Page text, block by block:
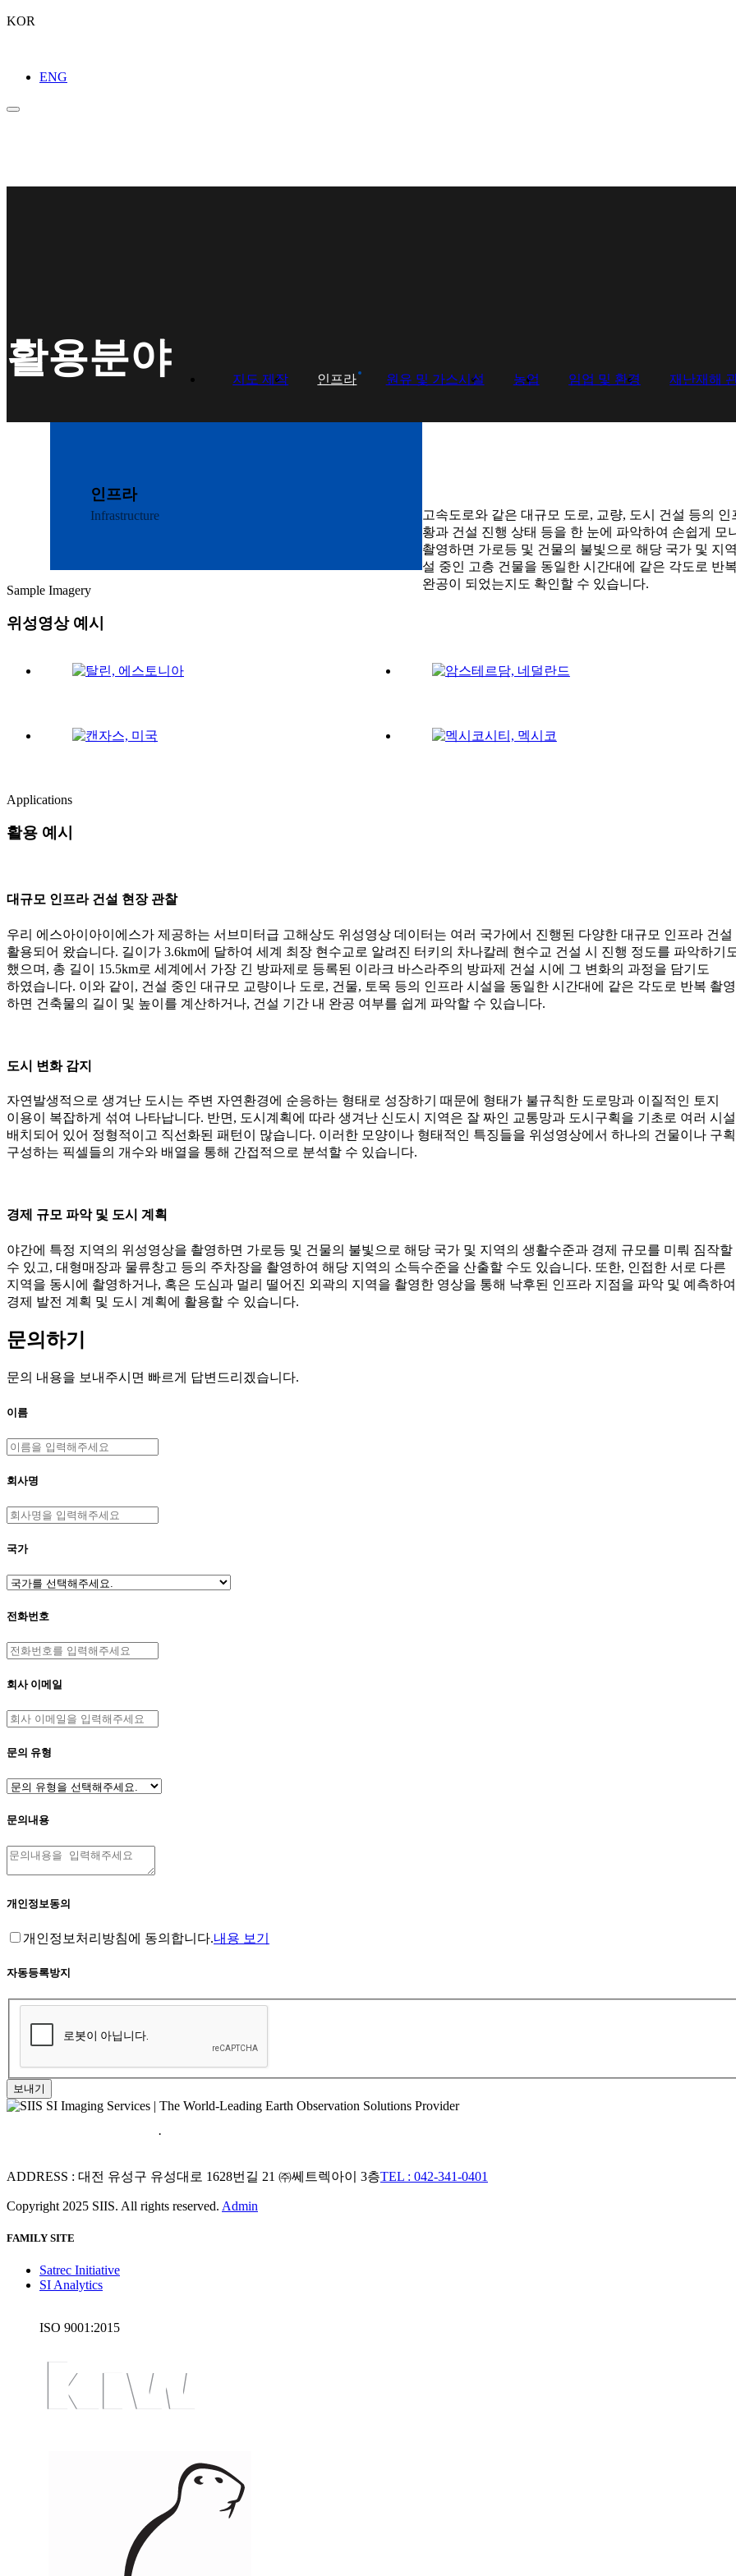
KOR
ENG
활용분야 지도 제작 인프라 원유 및 가스시설 농업 임업 및 환경 재난재해
인프라
Infrastructure 고속도로와 같은 대규모 도로, 교량, 도시 건설 등의
황과 건설 진행 상태 등을 한 눈에 파악하여 손쉽게
촬영하면 가로등 및 건물의 불빛으로 해당 국가 및 지
설 중인 고층 건물을 동일한 시간대에 같은 각도로 반
완공이 되었는지도 확인할 수 있습니다.
Sample Imagery
위성영상 예시
Applications
활용 예시
대규모 인프라 건설 현장 관찰
우리 에스아이아이에스가 제공하는 서브미터급 고해상도 위성영상 데이터는 여러 국가에서 진행된 다양한 대규모 인프라 건
활용되어 왔습니다. 길이가 3.6km에 달하여 세계 최장 현수교로 알려진 터키의 차나칼레 현수교 건설 시 진행 정도를 파악하기
했으며, 총 길이 15.5km로 세계에서 가장 긴 방파제로 등록된 이라크 바스라주의 방파제 건설 시에 그 변화의 과정을 담기도
하였습니다. 이와 같이, 건설 중인 대규모 교량이나 도로, 건물, 토목 등의 인프라 시설을 동일한 시간대에 같은 각도로 반복 촬영
하면 건축물의 길이 및 높이를 계산하거나, 건설 기간 내 완공 여부를 쉽게 파악할 수 있습니다.
도시 변화 감지
자연발생적으로 생겨난 도시는 주변 자연환경에 순응하는 형태로 성장하기 때문에 형태가 불규칙한 도로망과 이질적인 토지
이용이 복잡하게 섞여 나타납니다. 반면, 도시계획에 따라 생겨난 신도시 지역은 잘 짜인 교통망과 도시구획을 기초로 여러 시설
배치되어 있어 정형적이고 직선화된 패턴이 많습니다. 이러한 모양이나 형태적인 특징들을 위성영상에서 하나의 건물이나 구
구성하는 픽셀들의 개수와 배열을 통해 간접적으로 분석할 수 있습니다.
경제 규모 파악 및 도시 계획
야간에 특정 지역의 위성영상을 촬영하면 가로등 및 건물의 불빛으로 해당 국가 및 지역의 생활수준과 경제 규모를 미뤄 짐작할
수 있고, 대형매장과 물류창고 등의 주차장을 촬영하여 해당 지역의 소득수준을 산출할 수도 있습니다. 또한, 인접한 서로 다른
지역을 동시에 촬영하거나, 혹은 도심과 멀리 떨어진 외곽의 지역을 촬영한 영상을 통해 낙후된 인프라 지점을 파악 및 예측하여
경제 발전 계획 및 도시 계획에 활용할 수 있습니다.
문의하기
문의 내용을 보내주시면 빠르게 답변드리겠습니다.
이름
회사명
국가
전화번호
회사 이메일
문의 유형
문의내용
개인정보동의
개인정보처리방침에 동의합니다.내용 보기
자동등록방지
보내기
·
ADDRESS : 대전 유성구 유성대로 1628번길 21 ㈜쎄트렉아이 3층TEL : 042-341-0401
Copyright 2025 SIIS. All rights reserved. Admin
FAMILY SITE
Satrec Initiative
SI Analytics
ISO 9001:2015